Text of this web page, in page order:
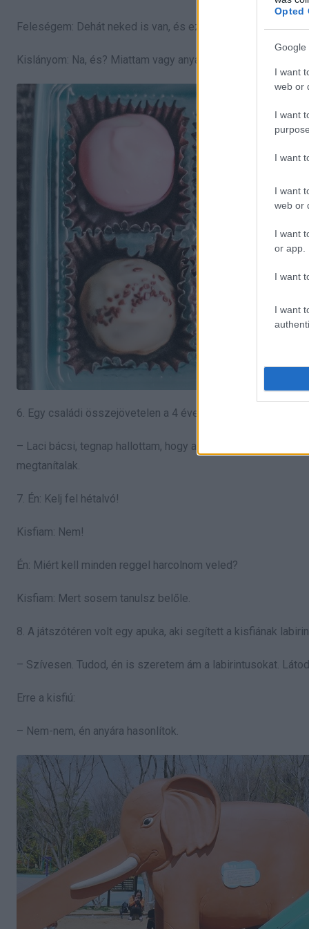
Opted
Google
I want
web or
I want
I want
I want
web or
I want
or app.
I want
I want
Feleségem: Dehát neked is van, és ezt én anyák napjára
Kislányom: Na, és? Miattam vagy anya.
6. Egy családi összejövetelen a 4 éves kisfiam így szólt
– Laci bácsi, tegnap hallottam, hogy az apu azt mondta az
megtanítalak.
7. Én: Kelj fel hétalvó!
Kisfiam: Nem!
Én: Miért kell minden reggel harcolnom veled?
Kisfiam: Mert sosem tanulsz belőle.
8. A játszótéren volt egy apuka, aki segített a kisfiának
– Szívesen. Tudod, én is szeretem ám a labirintusokat.
Erre a kisfiú:
– Nem-nem, én anyára hasonlítok.